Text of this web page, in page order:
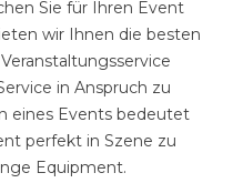
Sie für Ihren Event
wir Ihnen die besten
in Anspruch zu
eines Events bedeutet
perfekt in Szene zu
Equipment.